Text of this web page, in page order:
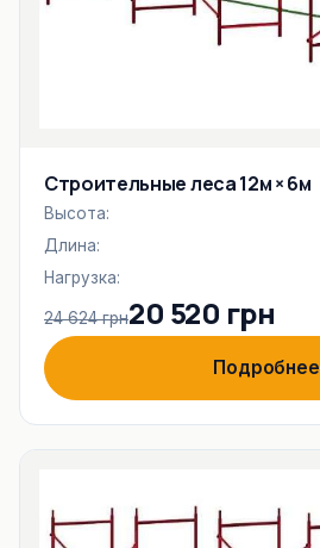
Строительные леса 12м × 6м
Высота:
Длина:
Нагрузка:
24 624 грн20 520 грн
Подробнее